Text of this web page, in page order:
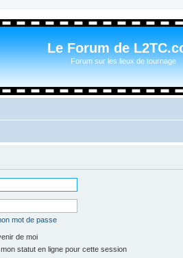
Le Forum de
Forum sur les lieux de tournage
mot de passe
de moi
statut en ligne pour cette session